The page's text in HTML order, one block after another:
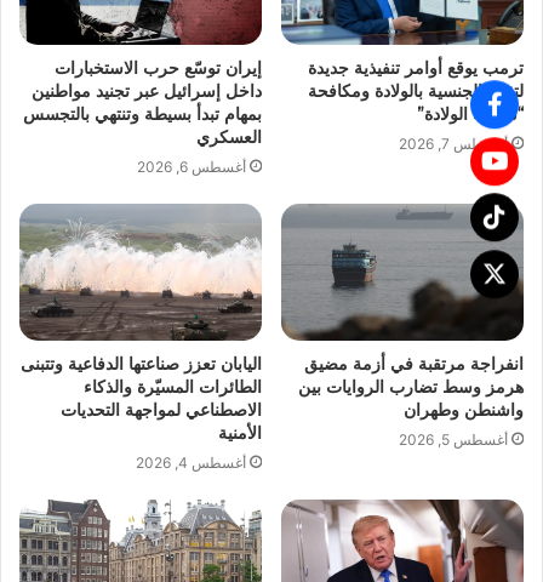
ترمب يوقع أوامر تنفيذية جديدة
لتقييد الجنسية بالولادة ومكافحة
“سياحة الولادة”
أغسطس 7, 2026
إيران توسّع حرب الاستخبارات
داخل إسرائيل عبر تجنيد مواطنين
بمهام تبدأ بسيطة وتنتهي بالتجسس
العسكري
أغسطس 6, 2026
انفراجة مرتقبة في أزمة مضيق
هرمز وسط تضارب الروايات بين
واشنطن وطهران
أغسطس 5, 2026
اليابان تعزز صناعتها الدفاعية وتتبنى
الطائرات المسيّرة والذكاء
الاصطناعي لمواجهة التحديات
الأمنية
أغسطس 4, 2026